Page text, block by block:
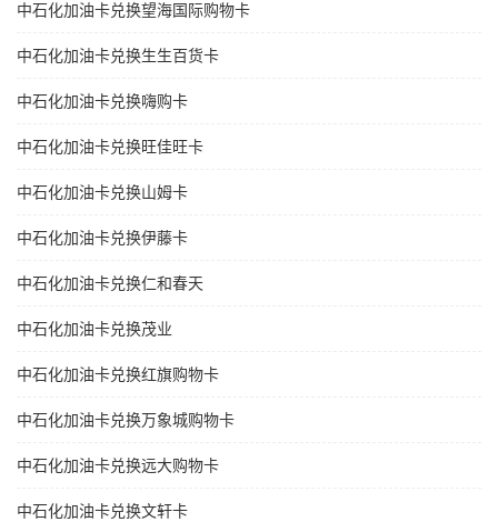
中石化加油卡兑换望海国际购物卡
中石化加油卡兑换生生百货卡
中石化加油卡兑换嗨购卡
中石化加油卡兑换旺佳旺卡
中石化加油卡兑换山姆卡
中石化加油卡兑换伊藤卡
中石化加油卡兑换仁和春天
中石化加油卡兑换茂业
中石化加油卡兑换红旗购物卡
中石化加油卡兑换万象城购物卡
中石化加油卡兑换远大购物卡
中石化加油卡兑换文轩卡